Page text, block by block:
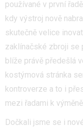
používané v první
kdy výstroj nově
skutečně velice
zaklínačské zbroji se
blíže právě předešlá
kostýmová stránka
kontroverze a to i
mezi řadami k
Dočkali jsme se i